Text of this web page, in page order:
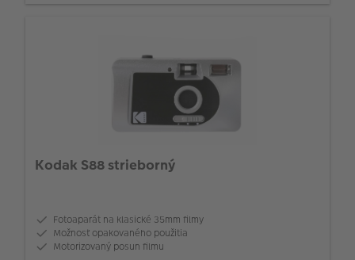
Kodak S88 strieborný
Fotoaparát na klasické 35mm filmy
Možnosť opakovaného použitia
Motorizovaný posun filmu